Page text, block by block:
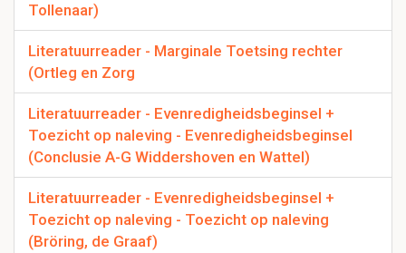
Tollenaar)
Literatuurreader - Marginale Toetsing rechter
(Ortleg en Zorg
Literatuurreader - Evenredigheidsbeginsel +
Toezicht op naleving - Evenredigheidsbeginsel
(Conclusie A-G Widdershoven en Wattel)
Literatuurreader - Evenredigheidsbeginsel +
Toezicht op naleving - Toezicht op naleving
(Bröring, de Graaf)